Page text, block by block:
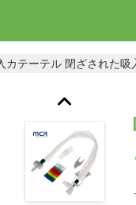
カテーテル 閉ざされた吸